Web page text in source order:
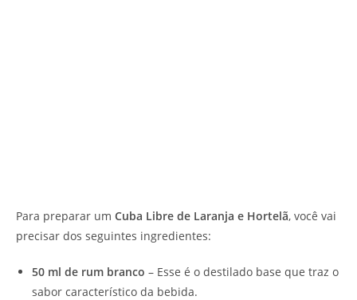
Para preparar um Cuba Libre de Laranja e Hortelã, você vai
precisar dos seguintes ingredientes:
50 ml de rum branco – Esse é o destilado base que traz o
sabor característico da bebida.